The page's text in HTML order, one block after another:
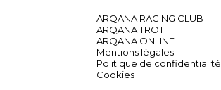
ARQANA RACING CLUB
ARQANA TROT
ARQANA ONLINE
Mentions légales
Politique de confidentialité
Cookies